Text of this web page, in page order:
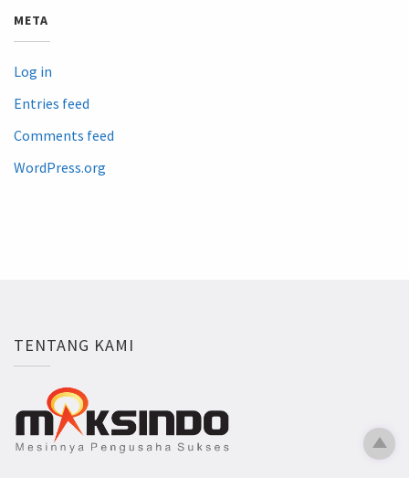
META
Log in
Entries feed
Comments feed
WordPress.org
TENTANG KAMI